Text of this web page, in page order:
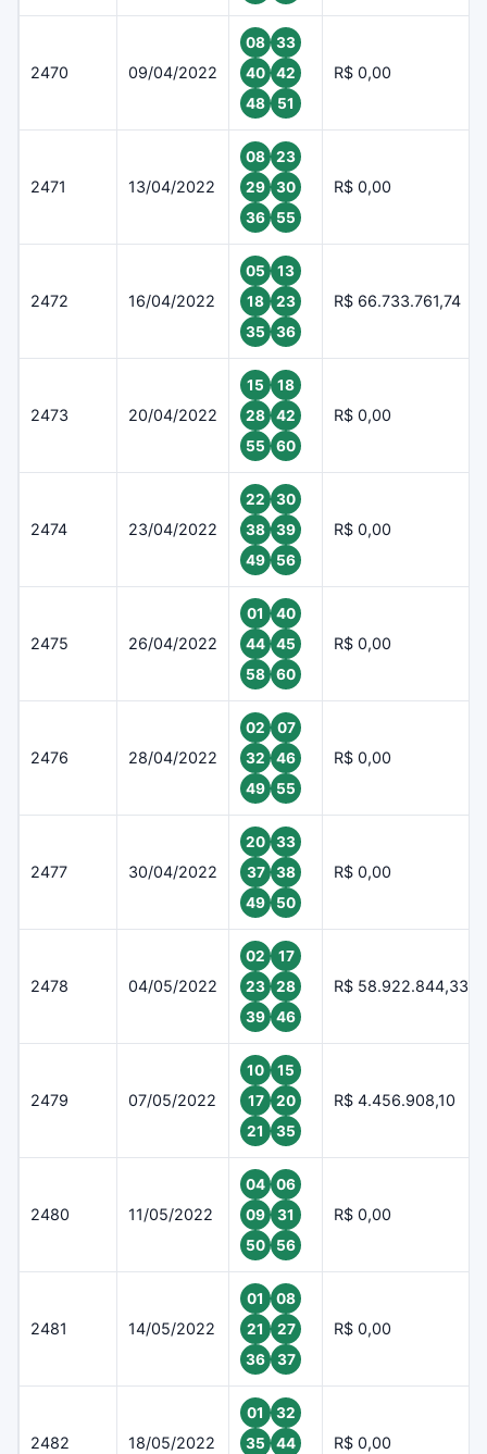
2470 09/04/2022
08
33
40
42
48
51
R$ 0,00
2471 13/04/2022
08
23
29
30
36
55
R$ 0,00
2472 16/04/2022
05
13
18
23
35
36
R$ 66.733.761,74
2473 20/04/2022
15
18
28
42
55
60
R$ 0,00
2474 23/04/2022
22
30
38
39
49
56
R$ 0,00
2475 26/04/2022
01
40
44
45
58
60
R$ 0,00
2476 28/04/2022
02
07
32
46
49
55
R$ 0,00
2477 30/04/2022
20
33
37
38
49
50
R$ 0,00
2478 04/05/2022
02
17
23
28
39
46
R$ 58.922.844,33
2479 07/05/2022
10
15
17
20
21
35
R$ 4.456.908,10
2480 11/05/2022
04
06
09
31
50
56
R$ 0,00
2481 14/05/2022
01
08
21
27
36
37
R$ 0,00
2482 18/05/2022
01
32
35
44
R$ 0,00